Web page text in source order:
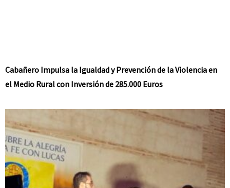
Cabañero Impulsa la Igualdad y Prevención de la Violencia en
el Medio Rural con Inversión de 285.000 Euros